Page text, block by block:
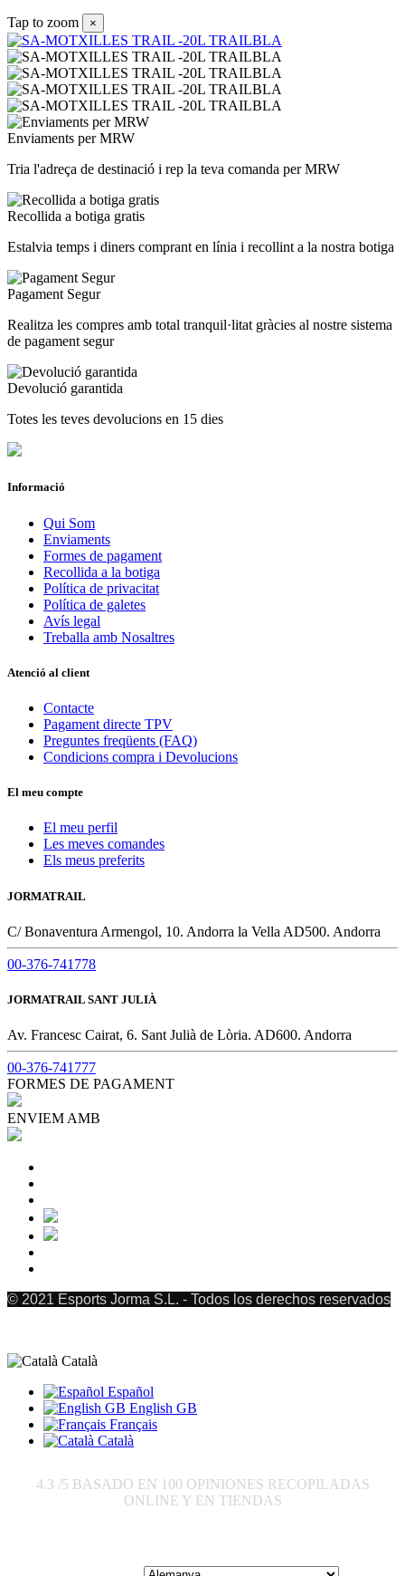
Tap to zoom ×
Enviaments per MRW
Tria l'adreça de destinació i rep la teva comanda per MRW
Recollida a botiga gratis
Estalvia temps i diners comprant en línia i recollint a la nostra botiga
Pagament Segur
Realitza les compres amb total tranquil·litat gràcies al nostre sistema
de pagament segur
Devolució garantida
Totes les teves devolucions en 15 dies
Informació
Qui Som
Enviaments
Formes de pagament
Recollida a la botiga
Política de privacitat
Política de galetes
Avís legal
Treballa amb Nosaltres
Atenció al client
Contacte
Pagament directe TPV
Preguntes freqüents (FAQ)
Condicions compra i Devolucions
El meu compte
El meu perfil
Les meves comandes
Els meus preferits
JORMATRAIL
C/ Bonaventura Armengol, 10. Andorra la Vella AD500. Andorra
00-376-741778
JORMATRAIL SANT JULIÀ
Av. Francesc Cairat, 6. Sant Julià de Lòria. AD600. Andorra
00-376-741777
FORMES DE PAGAMENT
ENVIEM AMB
© 2021 Esports Jorma S.L. - Todos los derechos reservados
Català
Español
English GB
Français
Català
4.3 /5 BASADO EN 100 OPINIONES RECOPILADAS
ONLINE Y EN TIENDAS